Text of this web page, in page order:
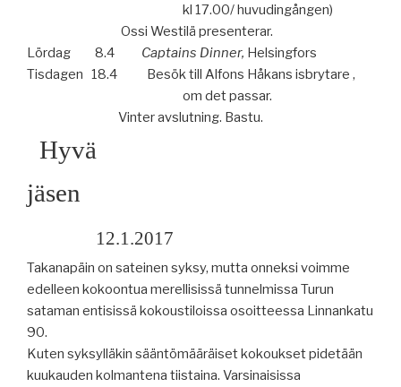
kl 17.00/ huvudingången)
Ossi Westilä presenterar.
Lördag
8.4 Captains Dinner, Helsingfors
Tisdagen 18.4
Besök till Alfons Håkans isbrytare ,
om det passar.
Vinter avslutning. Bastu.
Hyvä
jäsen
12.1.2017
Takanapäin on sateinen syksy, mutta onneksi voimme
edelleen kokoontua merellisissä tunnelmissa Turun
sataman entisissä kokoustiloissa osoitteessa Linnankatu
90.
Kuten syksylläkin sääntömääräiset kokoukset pidetään
kuukauden kolmantena tiistaina. Varsinaisissa